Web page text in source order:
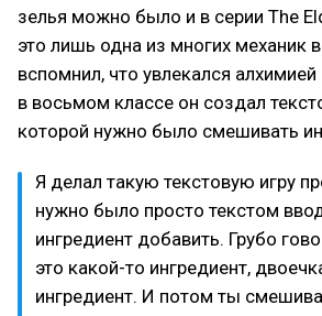
зелья можно было и в серии The
это лишь одна из многих механик
вспомнил, что увлекался
в восьмом классе он создал
которой нужно было смешивать
Я делал такую текстовую игру
нужно было просто текстом
ингредиент добавить. Грубо
это какой-то ингредиент,
ингредиент. И потом ты